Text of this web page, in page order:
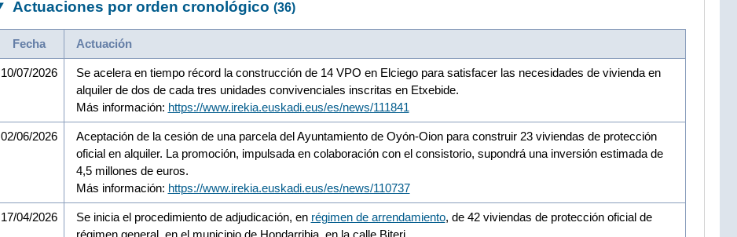
Actuaciones por orden cronológico(36)
Fecha Actuación
10/07/2026
Se acelera en tiempo récord la construcción de 14 VPO en Elciego para satisfacer las necesidades de vivienda en
alquiler de dos de cada tres unidades convivenciales inscritas en Etxebide.
Más información: https://www.irekia.euskadi.eus/es/news/111841
02/06/2026
Aceptación de la cesión de una parcela del Ayuntamiento de Oyón-Oion para construir 23 viviendas de protección
oficial en alquiler. La promoción, impulsada en colaboración con el consistorio, supondrá una inversión estimada de
4,5 millones de euros.
Más información: https://www.irekia.euskadi.eus/es/news/110737
17/04/2026 Se inicia el procedimiento de adjudicación, en régimen de arrendamiento, de 42 viviendas de protección oficial de
régimen general, en el municipio de Hondarribia, en la calle Biteri.